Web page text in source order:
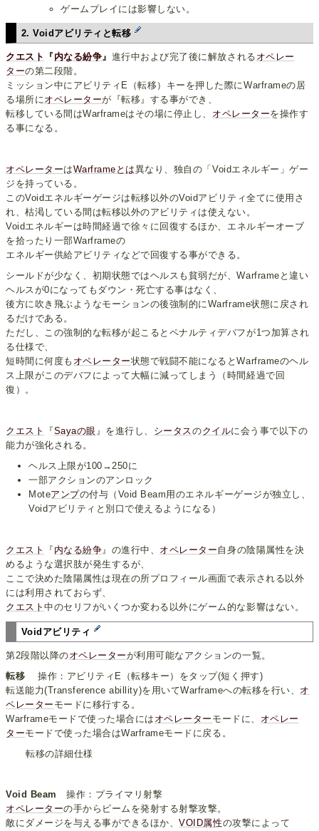
ゲームプレイには影響しない。
2. Voidアビリティと転移
クエスト 『 内なる紛争 』 進行中および完了後に解放される オペレー
ターの第二段階。
ミッション中にアビリティE（転移）キーを押した際にWarframeの居
る場所に オペレーターが『転移』する事ができ、
転移している間はWarframeはその場に停止し、 オペレーターを操作す
る事になる。
オペレーターはWarframeとは異なり、独自の「Voidエネルギー」ゲー
ジを持っている。
このVoidエネルギーゲージは転移以外のVoidアビリティ全てに使用さ
れ、枯渇している間は転移以外のアビリティは使えない。
Voidエネルギーは時間経過で徐々に回復するほか、エネルギーオーブ
を拾ったり一部Warframeの
エネルギー供給アビリティなどで回復する事ができる。
シールドが少なく、初期状態ではヘルスも貧弱だが、Warframeと違い
ヘルスが0になってもダウン・死亡する事はなく、
後方に吹き飛ぶようなモーションの後強制的にWarframe状態に戻され
るだけである。
ただし、この強制的な転移が起こるとペナルティデバフが1つ加算され
る仕様で、
短時間に何度も オペレーター状態で戦闘不能になるとWarframeのヘル
ス上限がこのデバフによって大幅に減ってしまう（時間経過で回
復）。
クエスト 『Sayaの眼 』を進行し、 シータスのクイルに会う事で以下の
能力が強化される。
ヘルス上限が100→250に
一部アクションのアンロック
Moteアンプの付与（Void Beam用のエネルギーゲージが独立し、
Voidアビリティと別口で使えるようになる）
クエスト 『 内なる紛争』の進行中、 オペレーター自身の陰陽属性を決
めるような選択肢が発生するが、
ここで決めた陰陽属性は現在の所プロフィール画面で表示される以外
には利用されておらず、
クエスト中のセリフがいくつか変わる以外にゲーム的な影響はない。
Voidアビリティ
第2段階以降のオペレーターが利用可能なアクションの一覧。
転移 操作：アビリティE（転移キー）をタップ(短く押す)
転送能力(Transference abillity)を用いてWarframeへの転移を行い、 オ
ペレーター モードに移行する。
Warframeモードで使った場合には オペレーター モードに、 オペレー
ターモードで使った場合はWarframeモードに戻る。
転移の詳細仕様
Void Beam
操作：プライマリ射撃
オペレーターの手からビームを発射する射撃攻撃。
敵にダメージを与える事ができるほか、VOID属性の攻撃によって